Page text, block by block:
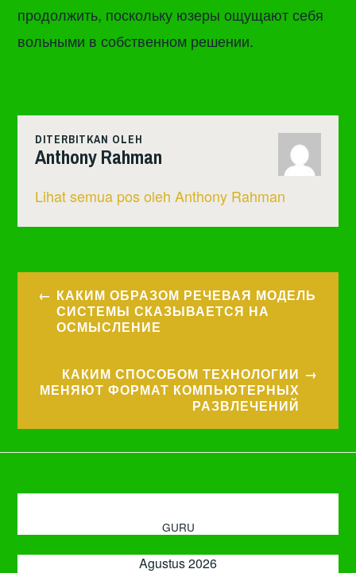
продолжить, поскольку юзеры ощущают себя
вольными в собственном решении.
DITERBITKAN OLEH
Anthony Rahman
Lihat semua pos oleh Anthony Rahman
Navigasi
КАКИМ ОБРАЗОМ РЕЧЕВАЯ МОДЕЛЬ
СИСТЕМЫ СКАЗЫВАЕТСЯ НА
ОСМЫСЛЕНИЕ
КАКИМ СПОСОБОМ ТЕХНОЛОГИИ
МЕНЯЮТ ФОРМАТ КОМПЬЮТЕРНЫХ
РАЗВЛЕЧЕНИЙ
GURU
Agustus 2026